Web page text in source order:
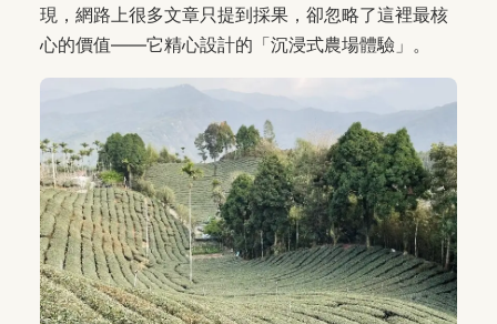
現，網路上很多文章只提到採果，卻忽略了這裡最核
心的價值——它精心設計的「沉浸式農場體驗」。